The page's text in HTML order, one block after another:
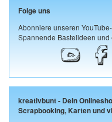
Folge uns
Abonniere unseren
Spannende Bastelideen
kreativbunt - Dein
Scrapbooking, Karten und